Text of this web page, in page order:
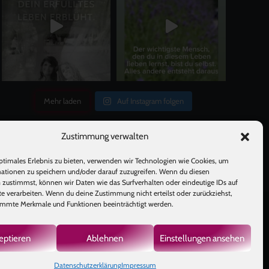
Zustimmung verwalten
Erlebnis zu bieten, verwenden wir Technologien wie Cookies, um
zu speichern und/oder darauf zuzugreifen. Wenn du diesen
zustimmst, können wir Daten wie das Surfverhalten oder eindeutige IDs auf
verarbeiten. Wenn du deine Zustimmung nicht erteilst oder zurückziehst,
Merkmale und Funktionen beeinträchtigt werden.
Ablehnen Einstellungen ansehen
DatenschutzerklärungImpressum
Mehr laden Auf Instagram folgen
|